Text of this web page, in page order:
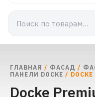
ГЛАВНАЯ / ФАСАД /
ПАНЕЛИ DOCKE /
Docke